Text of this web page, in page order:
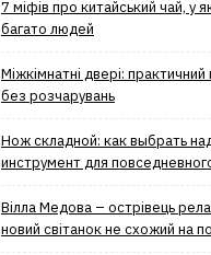
7 міфів про китайський чай, у
багато людей
Міжкімнатні двері: практичний
без розчарувань
Нож складной: как выбрать
инструмент для
Вілла Медова – острівець
новий світанок не схожий на